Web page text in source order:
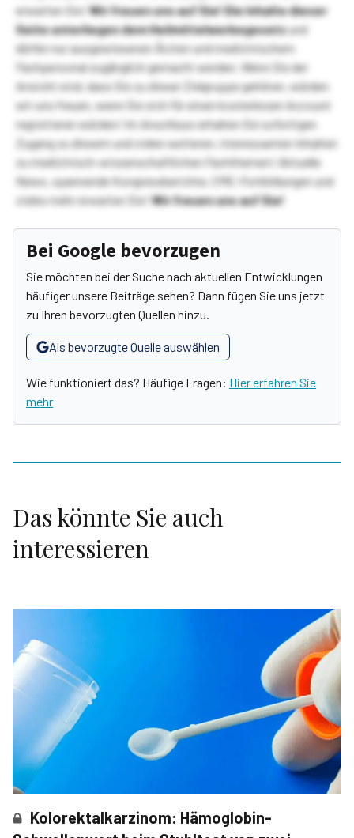
erwarten Sie!Wir freuen uns auf Sie!Die Inhalte dieser
Seite unterliegen dem Heilmittelwerbegesetzund
dürfen nur ausgewiesenen Ärzten und medizinischem
Fachpersonal zugänglich gemacht werden. Wenn Sie der
Ansicht sind, dass Sie zu dieser Zielgruppe gehören, würden
wir uns freuen, wenn Sie sich für einen kostenlosen Account
registrieren würden! Im Anschluss erhalten Sie sofortigen
Zugang zu diesem und vielen weiteren, interessanten Inhalten
zu medizinisch-wissenschaftlichen Fachthemen! Aktuelle
News, spannende Kongressberichte, CME-Fortbildungen und
vieles mehr erwarten Sie!Wir freuen uns auf Sie!
Bei Google bevorzugen
Sie möchten bei der Suche nach aktuellen Entwicklungen
häufiger unsere Beiträge sehen? Dann fügen Sie uns jetzt
zu Ihren bevorzugten Quellen hinzu.
Als bevorzugte Quelle auswählen
Wie funktioniert das? Häufige Fragen: Hier erfahren Sie
mehr
Das könnte Sie auch
interessieren
Kolorektalkarzinom: Hämoglobin-